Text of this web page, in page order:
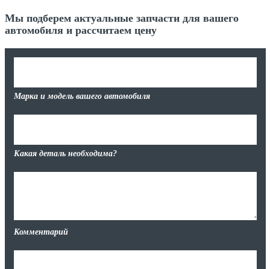
Мы подберем актуальные запчасти для вашего
автомобиля и рассчитаем цену
Марка и модель вашего автомобиля
Какая деталь необходима?
Комментарий